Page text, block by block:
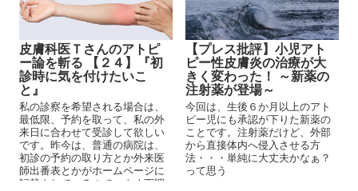
皮膚科医Ｔさんのアトピ
ー論を斬る 【２４】『初
診時に気を付けたいこ
と』
私の診察を希望される場合は、
最低限、予約を取って、私の外
来日に合わせて受診して欲しい
です。昨今は、普通の病院は、
初診の予約の取り方とか外来医
師出番表とかがホームページに
記載されているので、よく下調
【プレス批評】小児アト
ピー性皮膚炎の治療が大
きく変わった！ ～新薬の
注射薬が登場～
今回は、生後６か月以上のアト
ピー児にも承認が下りた新薬の
ことです。注射薬だけど、外部
から直接体内へ侵入させる方
法・・・単純に大丈夫かなぁ？
って思う